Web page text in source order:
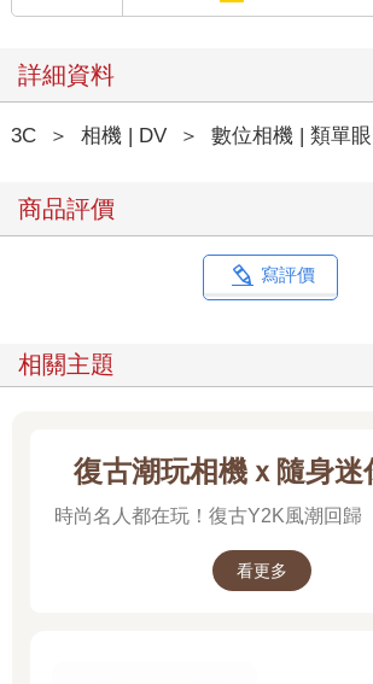
詳細資料
3C ＞ 相機 | DV ＞ 數位相機 | 類單眼
商品評價
寫評價
相關主題
復古潮玩相機ｘ隨身迷
時尚名人都在玩！復古Y2K風潮回歸
看更多